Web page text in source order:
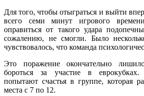
Для того, чтобы отыграться и выйти
всего семи минут игрового
оправиться от такого удара
сожалению, не смогли. Было
чувствовалось, что команда
Это поражение окончательно
бороться за участие в еврокубках.
попытают счастья в группе, которая
места с 7 по 12.